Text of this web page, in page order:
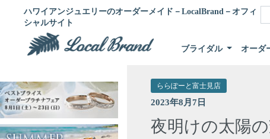
ハワイアンジュエリーのオーダーメイド－LocalBrand－オフィ
シャルサイト
ブライダル オーダ
ららぽーと富士見店
2023年8月7日
夜明けの太陽